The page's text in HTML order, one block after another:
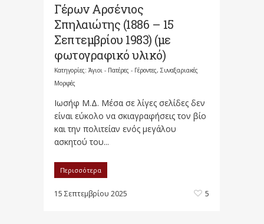
Γέρων Αρσένιος
Σπηλαιώτης (1886 – 15
Σεπτεμβρίου 1983) (με
φωτογραφικό υλικό)
Κατηγορίες: Άγιοι - Πατέρες - Γέροντες, Συναξαριακές
Μορφές
Ιωσήφ Μ.Δ. Μέσα σε λίγες σελίδες δεν
είναι εύκολο να σκιαγραφήσεις τον βίο
και την πολιτείαν ενός μεγάλου
ασκητού του...
Περισσότερα
15 Σεπτεμβρίου 2025 5